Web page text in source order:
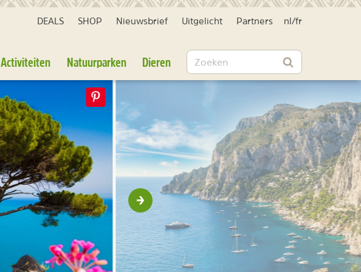
DEALS SHOP Nieuwsbrief Uitgelicht Partners nl /fr
Activiteiten Natuurparken Dieren Zoeken
Zoeken
Volgende